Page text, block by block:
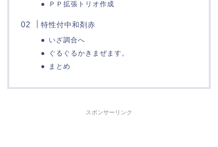
ＰＰ拡張トリオ作成
特性付中和剤赤
いざ調合へ
ぐるぐるかきまぜます。
まとめ
スポンサーリンク